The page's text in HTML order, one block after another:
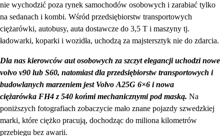
nie wychodzić poza rynek samochodów osobowych i zarabiać tylko
na sedanach i kombi. Wśród przedsiębiorstw transportowych
ciężarówki, autobusy, auta dostawcze do 3,5 T i maszyny tj.
ładowarki, koparki i wozidła, uchodzą za majstersztyk nie do zdarcia.
Dla nas kierowców aut osobowych za szczyt elegancji uchodzi nowe
volvo v90 lub S60, natomiast dla przedsiębiorstw transportowych i
budowlanych marzeniem jest Volvo A25G 6×6 i nowa
ciężarówka FH4 z 540 końmi mechanicznymi pod maską. Na
poniższych fotografiach zobaczycie mało znane pojazdy szwedzkiej
marki, które ciężko pracują, dochodząc do miliona kilometrów
przebiegu bez awarii.